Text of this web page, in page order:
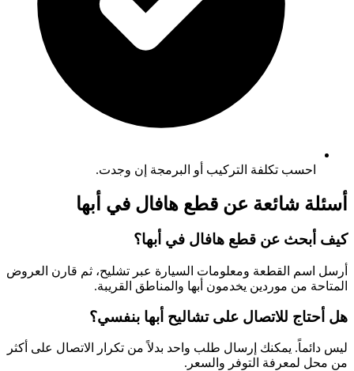
احسب تكلفة التركيب أو البرمجة إن وجدت.
أسئلة شائعة عن قطع هافال في أبها
كيف أبحث عن قطع هافال في أبها؟
أرسل اسم القطعة ومعلومات السيارة عبر تشليح، ثم قارن العروض
المتاحة من موردين يخدمون أبها والمناطق القريبة.
هل أحتاج للاتصال على تشاليح أبها بنفسي؟
ليس دائماً. يمكنك إرسال طلب واحد بدلاً من تكرار الاتصال على أكثر
من محل لمعرفة التوفر والسعر.